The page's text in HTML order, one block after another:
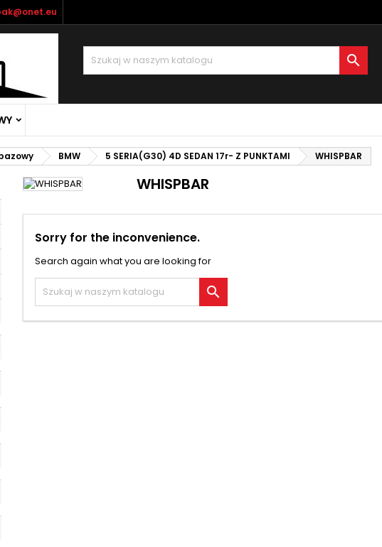

BMW 5 SERIA(G30) 4D SEDAN 17r- Z PUNKTAMI WHISPBAR
WHISPBAR
Sorry for the inconvenience.
Search again what you are looking for

Moje listy życzeń
Utwórz nową listę
((modalTitle))
((confirmMessage))
Utwórz listę życzeń
Anuluj Utwórz listę życzeń
Zaloguj się
Musisz być zalogowany by zapisać produkty na swojej liście życzeń.